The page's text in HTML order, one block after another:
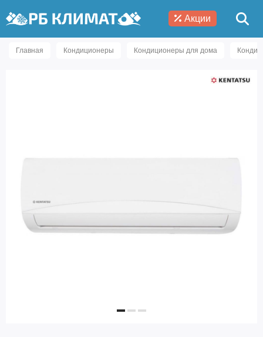
Акции
Главная Кондиционеры Кондиционеры для дома